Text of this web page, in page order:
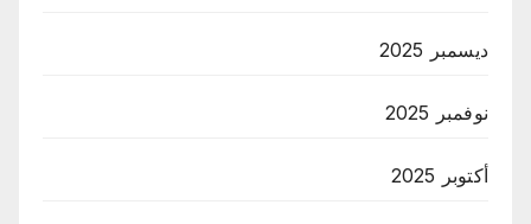
ديسمبر 2025
نوفمبر 2025
أكتوبر 2025